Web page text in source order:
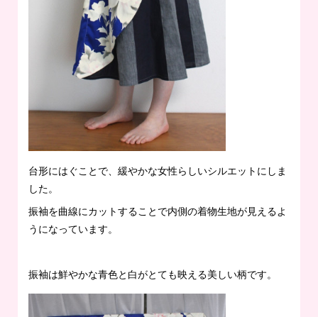
台形にはぐことで、緩やかな女性らしいシルエットにしま
した。
振袖を曲線にカットすることで内側の着物生地が見えるよ
うになっています。
振袖は鮮やかな青色と白がとても映える美しい柄です。